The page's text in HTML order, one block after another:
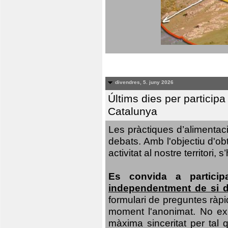
divendres, 5. juny 2026
Últims dies per
Catalunya
Les pràctiques
debats. Amb l'objectiu
activitat al nostre territori,
Es convida a
independentment de si
formulari de preguntes
moment l'anonimat. No
màxima sinceritat per tal